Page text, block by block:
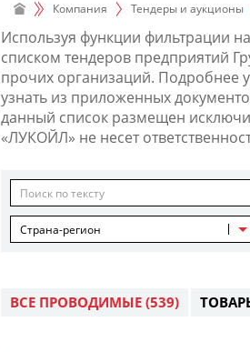
Компания Тендеры и аукционы
Используя функции фильтрации
списком тендеров предприятий
прочих организаций. Подробнее
узнать из приложенных
данный список размещен
«ЛУКОЙЛ» не несет
Страна-регион
ВСЕ ПРОВОДИМЫЕ (539)